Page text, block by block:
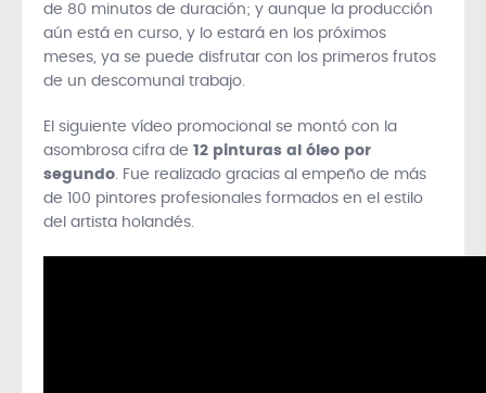
de 80 minutos de duración; y aunque la producción
aún está en curso, y lo estará en los próximos
meses, ya se puede disfrutar con los primeros frutos
de un descomunal trabajo.
El siguiente vídeo promocional se montó con la
asombrosa cifra de 12 pinturas al óleo por
segundo . Fue realizado gracias al empeño de más
de 100 pintores profesionales formados en el estilo
del artista holandés.